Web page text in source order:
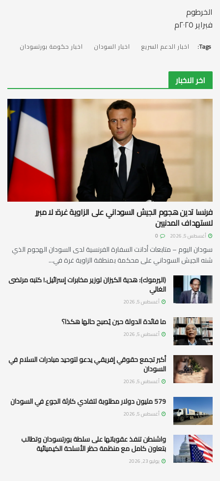
الخرطوم
فبراير ٢٠٢٥م
Tags: اخبار الدعم السريع اخبار السودان اخبار حكومة بورتسودان
اخر الاخبار
فرنسا تدين هجوم الجيش السوداني على الزاوية غرة: لا مبرر
لاستهداف المدنيين
أغسطس 5, 2026
سودان اليوم – متابعات أدانت السفارة الفرنسية لدى السودان الهجوم الذي
شنه الجيش السوداني على محكمة بمنطقة الزاوية غرة في...
(اليرموك): هدية الكيزان لوزير مخابرات إسرائيل.! كتبه مرتضى
الغالي
أغسطس 5, 2026
ما فائدة الدولة حين يُصبح حالها هكذا؟
أغسطس 5, 2026
أكبر تجمع حقوقي إفريقي يدعو لتوحيد مبادرات السلام في
السودان
أغسطس 5, 2026
579 مليون دولار مطلوبة لتفادي كارثة الجوع في السودان
أغسطس 5, 2026
واشنطن تنفذ عقوباتها على سلطة بورتسودان وتطالب
بتعاون كامل مع منظمة حظر الأسلحة الكيميائية
يوليو 23, 2026